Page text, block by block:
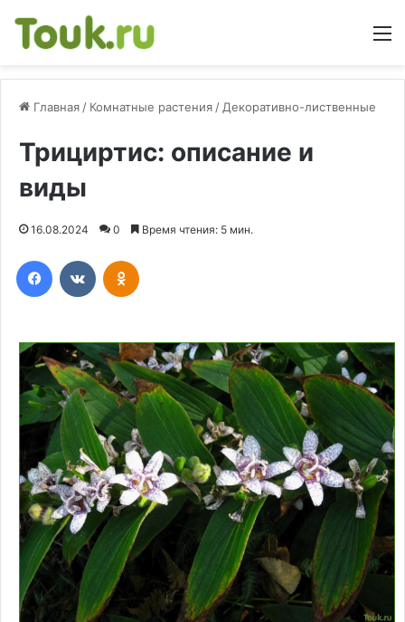
Главная / Комнатные растения / Декоративно-лиственные
Трициртис: описание и
виды
16.08.2024 0 Время чтения: 5 мин.